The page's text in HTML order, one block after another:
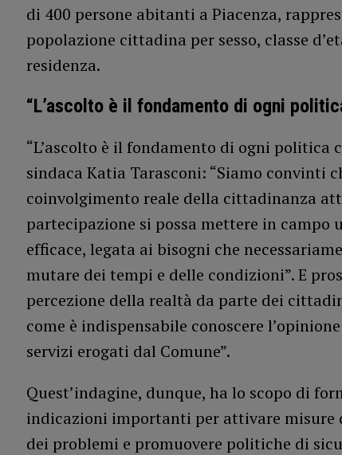
di 400 persone abitanti a Piacenza,
popolazione cittadina per sesso, classe
residenza.
“L’ascolto è il fondamento di ogni
“L’ascolto è il fondamento di ogni politica
sindaca Katia Tarasconi: “Siamo convinti
coinvolgimento reale della cittadinanza
partecipazione si possa mettere in campo
efficace, legata ai bisogni che
mutare dei tempi e delle condizioni”. E
percezione della realtà da parte dei
come è indispensabile conoscere
servizi erogati dal Comune”.
Quest’indagine, dunque, ha lo scopo di
indicazioni importanti per attivare misure
dei problemi e promuovere politiche di